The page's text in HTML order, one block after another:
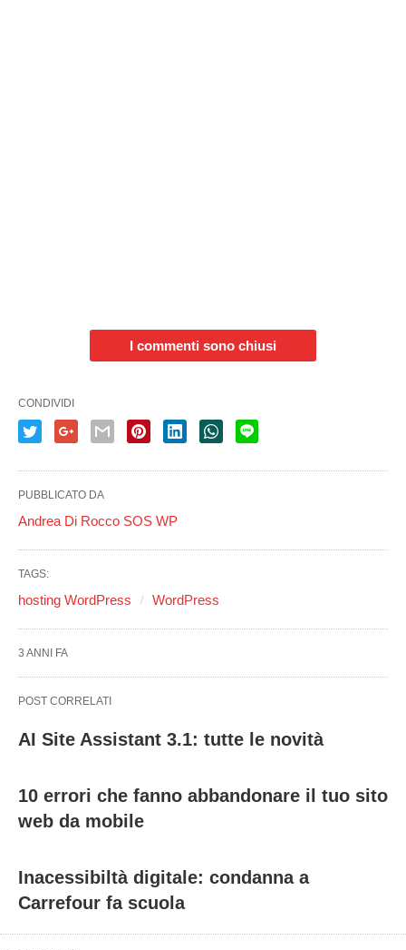
I commenti sono chiusi
CONDIVIDI
PUBBLICATO DA
Andrea Di Rocco SOS WP
TAGS:
hosting WordPress WordPress
3 ANNI FA
POST CORRELATI
AI Site Assistant 3.1: tutte le novità
10 errori che fanno abbandonare il tuo sito
web da mobile
Inacessibiltà digitale: condanna a
Carrefour fa scuola